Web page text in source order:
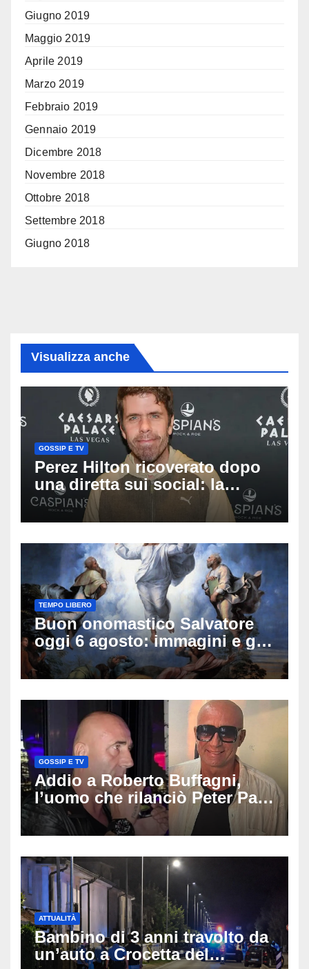
Giugno 2019
Maggio 2019
Aprile 2019
Marzo 2019
Febbraio 2019
Gennaio 2019
Dicembre 2018
Novembre 2018
Ottobre 2018
Settembre 2018
Giugno 2018
Visualizza anche
GOSSIP E TV
Perez Hilton ricoverato dopo
una diretta sui social: la
famiglia rompe il silenzio
sulle sue condizioni
TEMPO LIBERO
Buon onomastico Salvatore
oggi 6 agosto: immagini e gif
di auguri da condividere
GOSSIP E TV
Addio a Roberto Buffagni,
l’uomo che rilanciò Peter Pan
e Villa delle Rose: aveva 59
anni
ATTUALITÀ
Bambino di 3 anni travolto da
un’auto a Crocetta del